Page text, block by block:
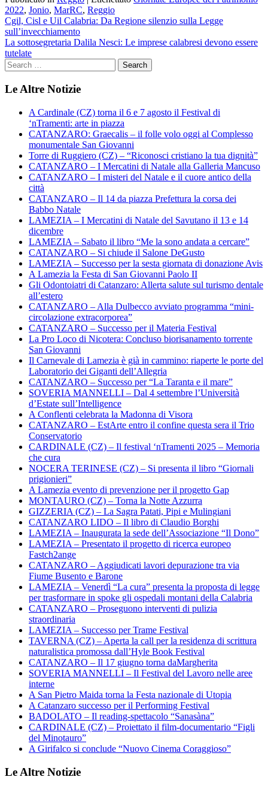
2022, Jonio, MarRC, Reggio
Navigazione
articoli
Cgil, Cisl e Uil Calabria: Da Regione silenzio sulla Legge
sull’invecchiamento
La sottosegretaria Dalila Nesci: Le imprese calabresi devono essere
tutelate
Le Altre Notizie
A Cardinale (CZ) torna il 6 e 7 agosto il Festival di
‘nTramenti: arte in piazza
CATANZARO: Graecalis – il folle volo oggi al Complesso
monumentale San Giovanni
Torre di Ruggiero (CZ) – “Riconosci cristiano la tua dignità”
CATANZARO – I Mercatini di Natale alla Galleria Mancuso
CATANZARO – I misteri del Natale e il cuore antico della
città
CATANZARO – Il 14 da piazza Prefettura la corsa dei
Babbo Natale
LAMEZIA – I Mercatini di Natale del Savutano il 13 e 14
dicembre
LAMEZIA – Sabato il libro “Me la sono andata a cercare”
CATANZARO – Si chiude il Salone DeGusto
LAMEZIA – Successo per la sesta giornata di donazione Avis
A Lamezia la Festa di San Giovanni Paolo II
Gli Odontoiatri di Catanzaro: Allerta salute sul turismo dentale
all’estero
CATANZARO – Alla Dulbecco avviato programma “mini-
circolazione extracorporea”
CATANZARO – Successo per il Materia Festival
La Pro Loco di Nicotera: Concluso biorisanamento torrente
San Giovanni
Il Carnevale di Lamezia è già in cammino: riaperte le porte del
Laboratorio dei Giganti dell’Allegria
CATANZARO – Successo per “La Taranta e il mare”
SOVERIA MANNELLI – Dal 4 settembre l’Università
d’Estate sull’Intelligence
A Conflenti celebrata la Madonna di Visora
CATANZARO – EstArte entro il confine questa sera il Trio
Conservatorio
CARDINALE (CZ) – Il festival ‘nTramenti 2025 – Memoria
che cura
NOCERA TERINESE (CZ) – Si presenta il libro “Giornali
prigionieri”
A Lamezia evento di prevenzione per il progetto Gap
MONTAURO (CZ) – Torna la Notte Azzurra
GIZZERIA (CZ) – La Sagra Patati, Pipi e Mulingiani
CATANZARO LIDO – Il libro di Claudio Borghi
LAMEZIA – Inaugurata la sede dell’Associazione “Il Dono”
LAMEZIA – Presentato il progetto di ricerca europeo
Fastch2ange
CATANZARO – Aggiudicati lavori depurazione tra via
Fiume Busento e Barone
LAMEZIA – Venerdì “La cura” presenta la proposta di legge
per trasformare in spoke gli ospedali montani della Calabria
CATANZARO – Proseguono interventi di pulizia
straordinaria
LAMEZIA – Successo per Trame Festival
TAVERNA (CZ) – Aperta la call per la residenza di scrittura
naturalistica promossa dall’Hyle Book Festival
CATANZARO – Il 17 giugno torna daMargherita
SOVERIA MANNELLI – Il Festival del Lavoro nelle aree
interne
A San Pietro Maida torna la Festa nazionale di Utopia
A Catanzaro successo per il Performing Festival
BADOLATO – Il reading-spettacolo “Sanasàna”
CARDINALE (CZ) – Proiettato il film-documentario “Figli
del Minotauro”
A Girifalco si conclude “Nuovo Cinema Coraggioso”
Le Altre Notizie